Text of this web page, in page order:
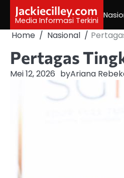
content
Jackiecilley.com
Media Informasi Terkini
Home Nasional
Pertagas
Mei 12, 2026 byAriana